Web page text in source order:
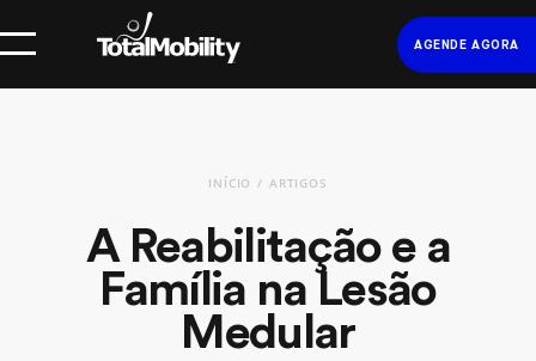
AGENDE AGORA
INÍCIO ARTIGOS
A Reabilitação e a
Família na Lesão
Medular